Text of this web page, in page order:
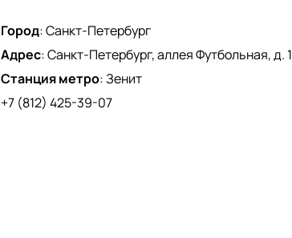
Город:Санкт-Петербург
Адрес:Санкт-Петербург, аллея Футбольная, д. 1
Станция метро:Зенит
+7 (812) 425-39-07